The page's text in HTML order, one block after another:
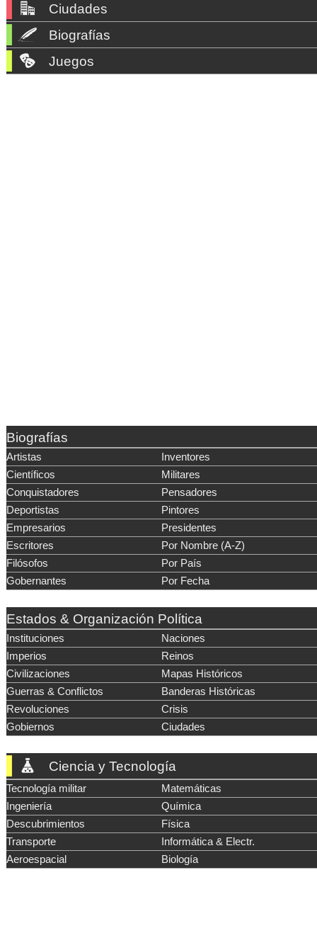
Ciudades
Biografías
Juegos
Biografías
Artistas
Inventores
Científicos
Militares
Conquistadores
Pensadores
Deportistas
Pintores
Empresarios
Presidentes
Escritores
Por Nombre (A-Z)
Filósofos
Por País
Gobernantes
Por Fecha
Estados & Organización Política
Instituciones
Naciones
Imperios
Reinos
Civilizaciones
Mapas Históricos
Guerras & Conflictos
Banderas Históricas
Revoluciones
Crisis
Gobiernos
Ciudades
Ciencia y Tecnología
Tecnología militar
Matemáticas
Ingeniería
Química
Descubrimientos
Física
Transporte
Informática & Electr.
Aeroespacial
Biología